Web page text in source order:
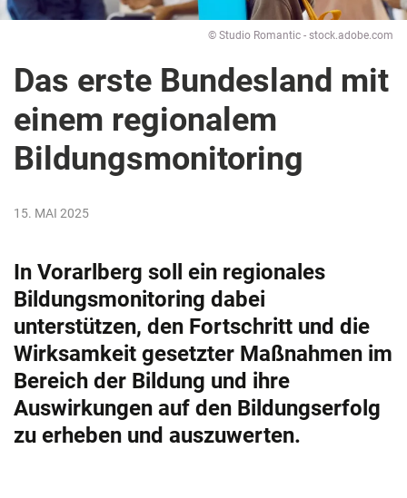
© Studio Romantic - stock.adobe.com
Das erste Bundesland mit
einem regionalem
Bildungsmonitoring
15. MAI 2025
In Vorarlberg soll ein regionales
Bildungsmonitoring dabei
unterstützen, den Fortschritt und die
Wirksamkeit gesetzter Maßnahmen im
Bereich der Bildung und ihre
Auswirkungen auf den Bildungserfolg
zu erheben und auszuwerten.